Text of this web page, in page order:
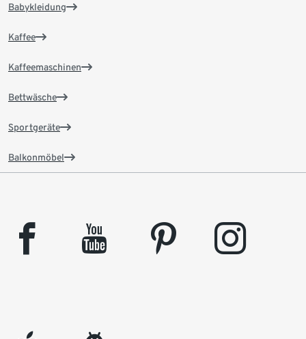
Babykleidung
Kaffee
Kaffeemaschinen
Bettwäsche
Sportgeräte
Balkonmöbel
facebook youtube pinterest instagram